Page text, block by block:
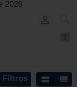
2026
Filtros